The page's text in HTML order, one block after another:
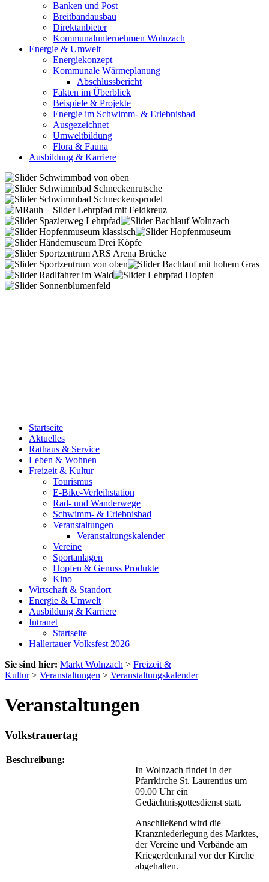
Banken und Post
Breitbandausbau
Direktanbieter
Kommunalunternehmen Wolnzach
Energie & Umwelt
Energiekonzept
Kommunale Wärmeplanung
Abschlussbericht
Fakten im Überblick
Beispiele & Projekte
Energie im Schwimm- & Erlebnisbad
Ausgezeichnet
Umweltbildung
Flora & Fauna
Ausbildung & Karriere
Startseite
Aktuelles
Rathaus & Service
Leben & Wohnen
Freizeit & Kultur
Tourismus
E-Bike-Verleihstation
Rad- und Wanderwege
Schwimm- & Erlebnisbad
Veranstaltungen
Veranstaltungskalender
Vereine
Sportanlagen
Hopfen & Genuss Produkte
Kino
Wirtschaft & Standort
Energie & Umwelt
Ausbildung & Karriere
Intranet
Startseite
Hallertauer Volksfest 2026
Sie sind hier: Markt Wolnzach > Freizeit &
Kultur> Veranstaltungen > Veranstaltungskalender
Veranstaltungen
Volkstrauertag
Beschreibung:
In Wolnzach findet in der
Pfarrkirche St. Laurentius um
09.00 Uhr ein
Gedächtnisgottesdienst statt.
Anschließend wird die
Kranzniederlegung des Marktes,
der Vereine und Verbände am
Kriegerdenkmal vor der Kirche
abgehalten.